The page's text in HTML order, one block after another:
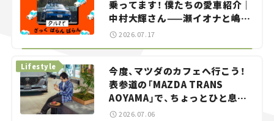
乗ってます！ 僕たちの愛車紹介｜
中村大輝さん——瀬イオナと嶋田
智之の「クルマでざっくばらんば
らん！」＃20
2026.07.17
今度、マツダのカフェへ行こう！
表参道の「MAZDA TRANS
AOYAMA」で、ちょっとひと息。
——連載｜CCGとクルマでどうす
Lifestyle
2026.07.06